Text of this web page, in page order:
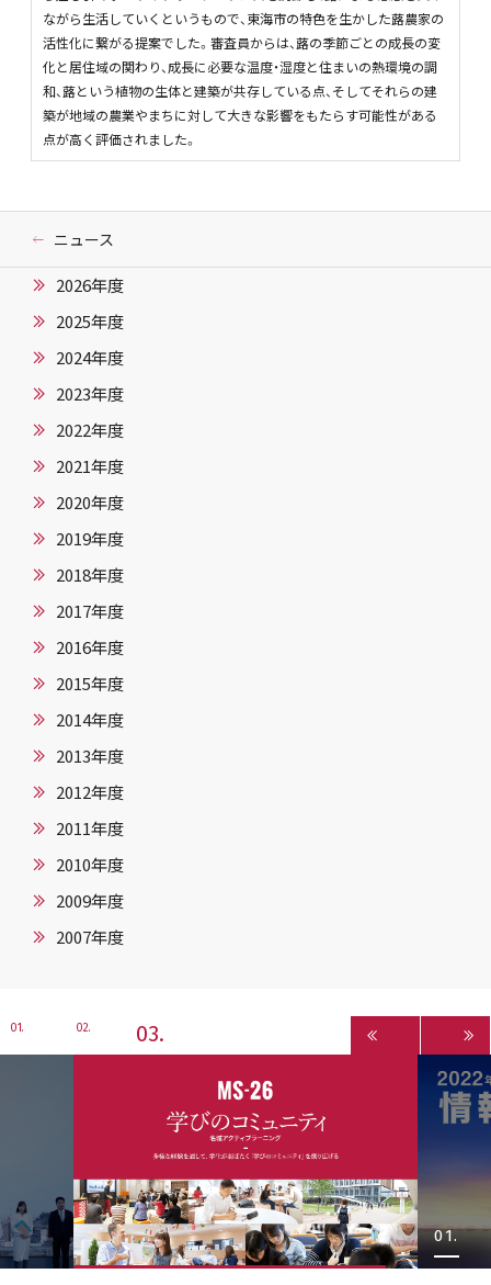
ながら生活していくというもので、東海市の特色を生かした蕗農家の
活性化に繋がる提案でした。審査員からは、蕗の季節ごとの成長の変
化と居住域の関わり、成長に必要な温度・湿度と住まいの熱環境の調
和、蕗という植物の生体と建築が共存している点、そしてそれらの建
築が地域の農業やまちに対して大きな影響をもたらす可能性がある
点が高く評価されました。
ニュース
2026年度
2025年度
2024年度
2023年度
2022年度
2021年度
2020年度
2019年度
2018年度
2017年度
2016年度
2015年度
2014年度
2013年度
2012年度
2011年度
2010年度
2009年度
2007年度
1 2 3